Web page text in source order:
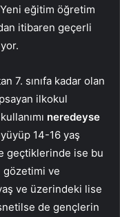
eğitim öğretim
itibaren geçerli
7. sınıfa kadar olan
ilkokul
neredeyse
14-16 yaş
geçtiklerinde ise bu
gözetimi ve
ve üzerindeki lise
de gençlerin